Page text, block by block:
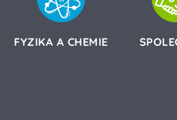
FYZIKA A CHEMIE